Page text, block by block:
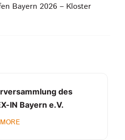
Bayern 2026 – Kloster
des
IN Bayern e.V.